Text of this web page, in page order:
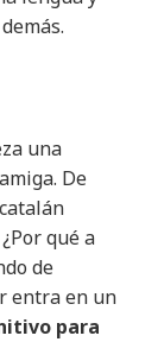
una
De
qué a
de
entra en un
para